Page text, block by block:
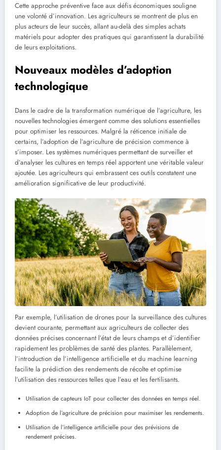
Cette approche préventive face aux défis économiques souligne
une volonté d’innovation. Les agriculteurs se montrent de plus en
plus acteurs de leur succès, allant au-delà des simples achats
matériels pour adopter des pratiques qui garantissent la durabilité
de leurs exploitations.
Nouveaux modèles d’adoption
technologique
Dans le cadre de la transformation numérique de l’agriculture, les
nouvelles technologies émergent comme des solutions essentielles
pour optimiser les ressources. Malgré la réticence initiale de
certains, l’adoption de l’agriculture de précision commence à
s’imposer. Les systèmes numériques permettant de surveiller et
d’analyser les cultures en temps réel apportent une véritable valeur
ajoutée. Les agriculteurs qui embrassent ces outils constatent une
amélioration significative de leur productivité.
Par exemple, l’utilisation de drones pour la surveillance des cultures
devient courante, permettant aux agriculteurs de collecter des
données précises concernant l’état de leurs champs et d’identifier
rapidement les problèmes de santé des plantes. Parallèlement,
l’introduction de l’intelligence artificielle et du machine learning
facilite la prédiction des rendements de récolte et optimise
l’utilisation des ressources telles que l’eau et les fertilisants.
Utilisation de capteurs IoT pour collecter des données en temps réel.
Adoption de l’agriculture de précision pour maximiser les rendements.
Utilisation de l’intelligence artificielle pour des prévisions de
rendement précises.